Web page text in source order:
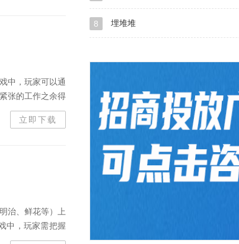
中，玩家可以通
张的工作之余得
种轻松愉悦的感
立即下载
治、鲜花等）上
中，玩家需把握
关卡，如月球表
8 埋堆堆